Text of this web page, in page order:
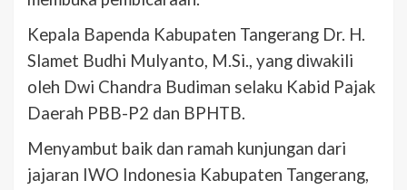
Kepala Bapenda Kabupaten Tangerang Dr. H.
Slamet Budhi Mulyanto, M.Si., yang diwakili
oleh Dwi Chandra Budiman selaku Kabid Pajak
Daerah PBB-P2 dan BPHTB.
Menyambut baik dan ramah kunjungan dari
jajaran IWO Indonesia Kabupaten Tangerang,